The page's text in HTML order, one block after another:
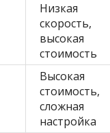
Низкая
скорость,
высокая
стоимость
Высокая
стоимость,
сложная
настройка